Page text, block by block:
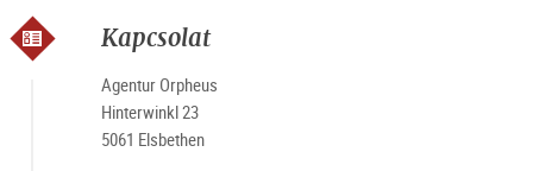
Kapcsolat
Agentur Orpheus
Hinterwinkl 23
5061 Elsbethen